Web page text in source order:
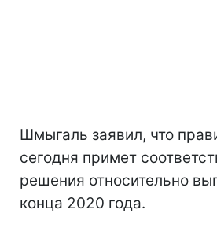
Шмыгаль заявил, что
сегодня примет
решения относительно
конца 2020 года.